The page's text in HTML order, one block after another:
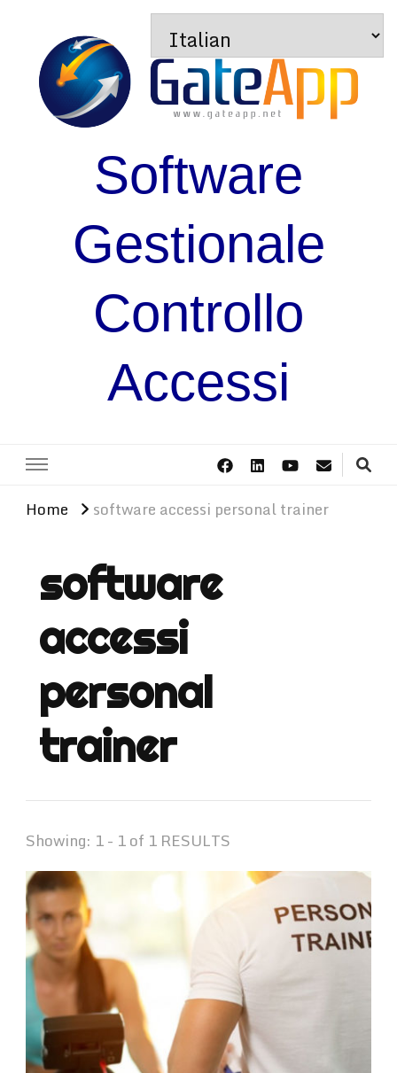
Software
Gestionale
Controllo
Accessi
Home software accessi personal trainer
software
accessi
personal
trainer
Showing: 1 - 1 of 1 RESULTS